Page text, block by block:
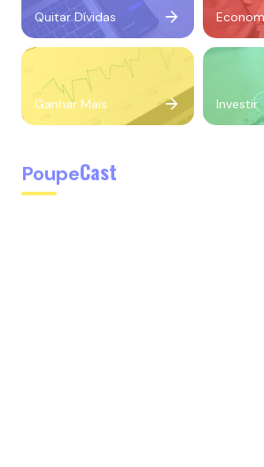
Quitar Dívidas
Ganhar Mais Investir
PoupeCast